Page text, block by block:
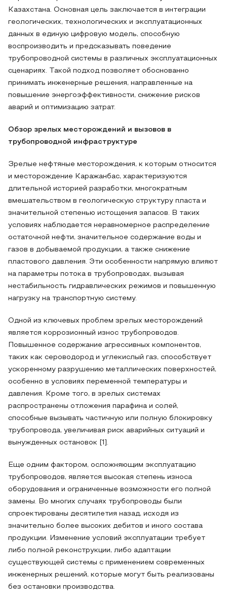
Казахстана. Основная цель заключается в интеграции
геологических, технологических и эксплуатационных
данных в единую цифровую модель, способную
воспроизводить и предсказывать поведение
трубопроводной системы в различных эксплуатационных
сценариях. Такой подход позволяет обоснованно
принимать инженерные решения, направленные на
повышение энергоэффективности, снижение рисков
аварий и оптимизацию затрат.
Обзор зрелых месторождений и вызовов в
трубопроводной инфраструктуре
Зрелые нефтяные месторождения, к которым относится
и месторождение Каражанбас, характеризуются
длительной историей разработки, многократным
вмешательством в геологическую структуру пласта и
значительной степенью истощения запасов. В таких
условиях наблюдается неравномерное распределение
остаточной нефти, значительное содержание воды и
газов в добываемой продукции, а также снижение
пластового давления. Эти особенности напрямую влияют
на параметры потока в трубопроводах, вызывая
нестабильность гидравлических режимов и повышенную
нагрузку на транспортную систему.
Одной из ключевых проблем зрелых месторождений
является коррозионный износ трубопроводов.
Повышенное содержание агрессивных компонентов,
таких как сероводород и углекислый газ, способствует
ускоренному разрушению металлических поверхностей,
особенно в условиях переменной температуры и
давления. Кроме того, в зрелых системах
распространены отложения парафина и солей,
способные вызывать частичную или полную блокировку
трубопровода, увеличивая риск аварийных ситуаций и
вынужденных остановок [1].
Еще одним фактором, осложняющим эксплуатацию
трубопроводов, является высокая степень износа
оборудования и ограниченные возможности его полной
замены. Во многих случаях трубопроводы были
спроектированы десятилетия назад, исходя из
значительно более высоких дебитов и иного состава
продукции. Изменение условий эксплуатации требует
либо полной реконструкции, либо адаптации
существующей системы с применением современных
инженерных решений, которые могут быть реализованы
без остановки производства.